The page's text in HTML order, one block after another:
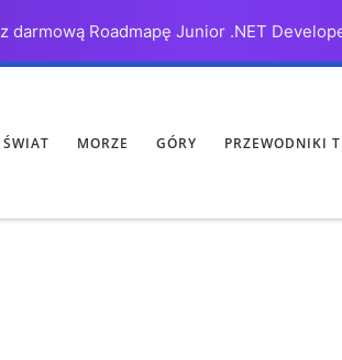
darmową Roadmapę Junior .NET
ŚWIAT MORZE GÓRY PRZEWODNIKI